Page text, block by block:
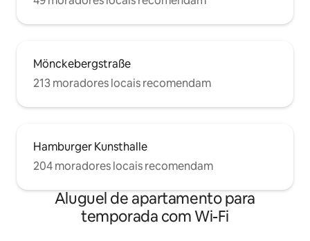
Mönckebergstraße
213 moradores locais recomendam
Hamburger Kunsthalle
204 moradores locais recomendam
Aluguel de apartamento para
temporada com Wi-Fi